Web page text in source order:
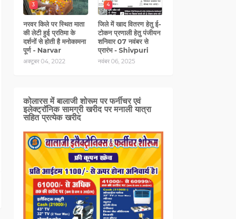
3
नरवर किले पर स्थित माता
की लेटी हुई प्रतिमा के
दर्शनों से होती है मनोकामना
पूर्ण - Narvar
अक्टूबर 04, 2022
4
जिले में खाद वितरण हेतु ई-
टोकन प्रणाली हेतु पंजीयन
शनिवार 07 नवंबर से
प्रारंभ - Shivpuri
नवंबर 06, 2025
कोलारस में बालाजी शोरूम पर फर्नीचर एवं
इलेक्ट्रॉनिक सामग्री खरीद पर मनाली यात्रा
सहित प्रत्‍येक खरीद